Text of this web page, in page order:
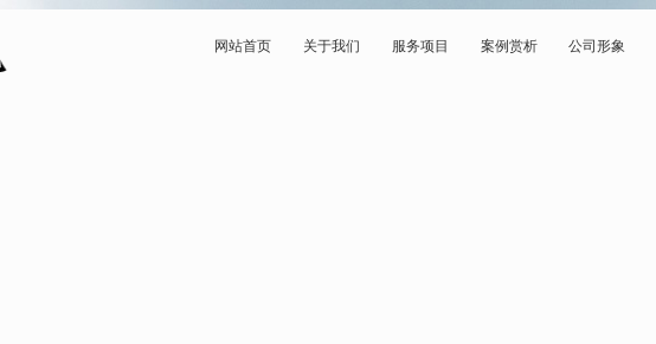
网站首页 关于我们 服务项目 案例赏析 公司形象